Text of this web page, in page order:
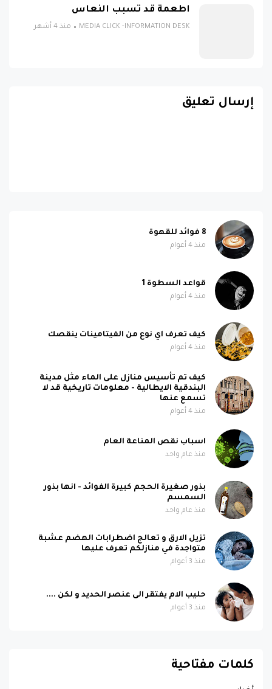
اطعمة قد تسبب النعاس
MEDIA CLICK -INFORMATION DESK منذ 4 أشهر
إرسال تعليق
8 فوائد للقهوة
منذ 4 أعوام
قواعد السطوة 1
منذ 4 أعوام
كيف تعرف اي نوع من الفيتامينات ينقصك
منذ 4 أعوام
كيف تم تأسيس منازل على الماء مثل مدينة
البندقية الايطالية - معلومات تاريخية قد لا
تسمع عنها
منذ 4 أعوام
اسباب نقص المناعة العام
منذ عام واحد
بذور صغيرة الحجم كبيرة الفوائد - انها بذور
السمسم
منذ عام واحد
تزيل الارق و تعالج اضطرابات الهضم عشبة
متواجدة في منازلكم تعرف عليها
منذ 3 أعوام
حليب الام يفتقر الى عنصر الحديد و لكن ....
منذ 3 أعوام
كلمات مفتاحية